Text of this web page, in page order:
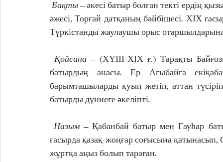
Бақты – әкесі батыр болған текті ердің
әжесі, Торғай датқаның бәйбішесі. ХІХ
Түркістанды жаулаушы орыс
Қойсана – (ХҮІІІ-ХІХ ғ.) Тарақты
батырдың анасы. Ер Ағыбайға
барымташыларды қуып жетіп, аттан
батырды дүниеге әкеліпті.
Назым – Қабанбай батыр мен Гауһар
ғасырда қазақ-жоңғар соғысына қатынасып,
жұртқа аңыз болып тараған.